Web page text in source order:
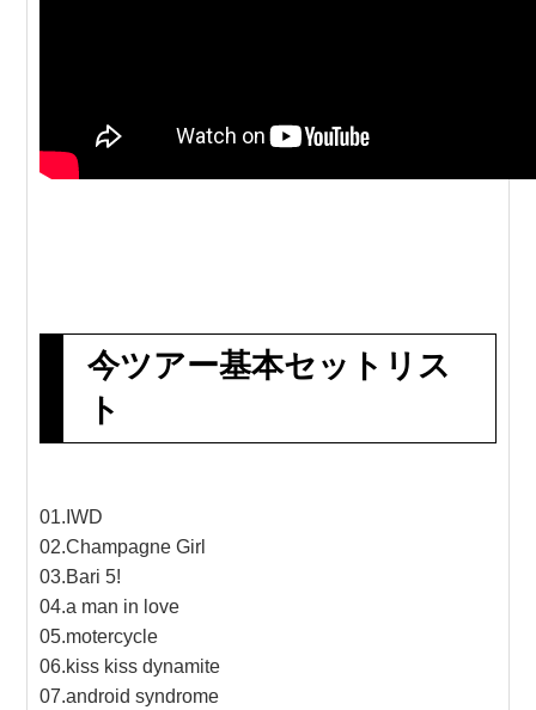
今ツアー基本セットリス
ト
01.IWD
02.Champagne Girl
03.Bari 5!
04.a man in love
05.motercycle
06.kiss kiss dynamite
07.android syndrome